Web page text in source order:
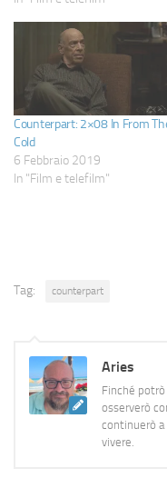
Counterpart: 2×08 In From
Cold
6 Febbraio 2019
In "Film e telefilm"
Tag: counterpart
Aries
Finché
osserverò
continuerò a
vivere.